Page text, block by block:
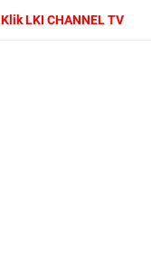
Klik LKI CHANNEL TV